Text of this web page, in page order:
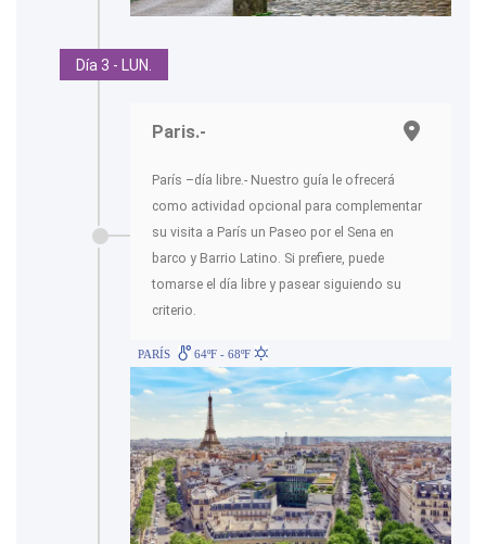
Día 3 - LUN.
Paris.-
París –día libre.- Nuestro guía le ofrecerá
como actividad opcional para complementar
su visita a París un Paseo por el Sena en
barco y Barrio Latino. Si prefiere, puede
tomarse el día libre y pasear siguiendo su
criterio.
PARÍS 64ºF - 68ºF